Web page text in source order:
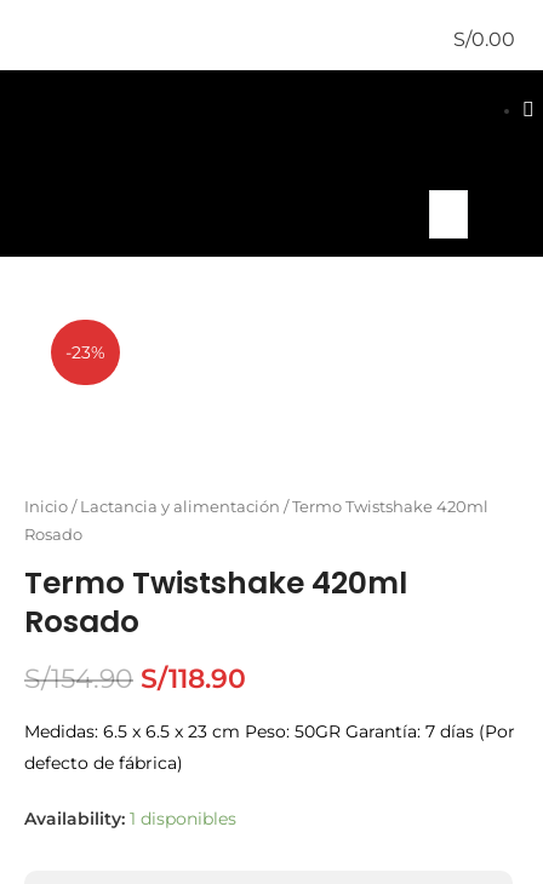
S/0.00
-23%
Inicio / Lactancia y alimentación / Termo Twistshake 420ml
Rosado
Termo Twistshake 420ml
Rosado
S/154.90 S/118.90
Medidas: ‎6.5 x 6.5 x 23 cm Peso: 50GR Garantía: 7 días (Por
defecto de fábrica)
Availability: 1 disponibles